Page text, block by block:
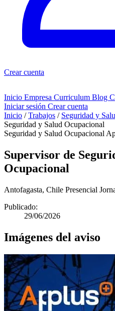
Crear cuenta
Inicio Empresa Curriculum Blog
Iniciar sesión Crear cuenta
Inicio / Trabajos / Seguridad y
Seguridad y Salud Ocupacional
Seguridad y Salud Ocupacional
Supervisor de
Ocupacional
Antofagasta, Chile Presencial
Publicado:
29/06/2026
Imágenes del aviso